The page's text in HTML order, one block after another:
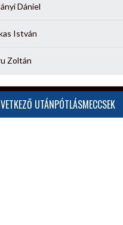
Dániel
István
Zoltán
UTÁNPÓTLÁSMECCSEK